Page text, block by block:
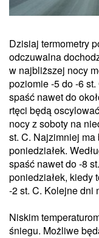
Dzisiaj termometry
odczuwalna
w najbliższej nocy
poziomie -5 do -6
spaść nawet do
rtęci będą
nocy z soboty na
st. C. Najzimniej
poniedziałek.
spaść nawet do -8
poniedziałek, kiedy
-2 st. C. Kolejne dni
Niskim
śniegu. Możliwe